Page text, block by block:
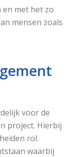
met het zo
mensen zoals
voor de
project. Hierbij
rol.
waarbij